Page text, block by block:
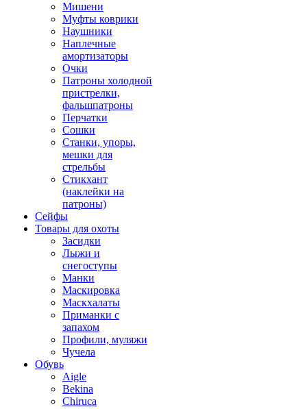
Мишени
Муфты коврики
Наушники
Наплечные
амортизаторы
Очки
Патроны холодной
пристрелки,
фальшпатроны
Перчатки
Сошки
Станки, упоры,
мешки для
стрельбы
Стикхант
(наклейки на
патроны)
Сейфы
Товары для охоты
Засидки
Лыжи и
снегоступы
Манки
Маскировка
Маскхалаты
Приманки с
запахом
Профили, муляжи
Чучела
Обувь
Aigle
Bekina
Chiruсa